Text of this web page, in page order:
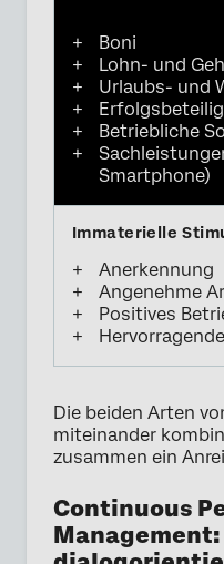
Boni
Lohn- und
Urlaubs- und
Betriebliche
Smartphone)
Anerkennung
Angenehme
Positives
Die beiden Arten
miteinander
zusammen ein
Continuous